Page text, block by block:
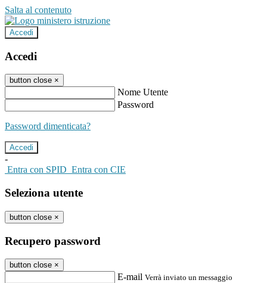
Salta al contenuto
Accedi
Accedi
button close ×
Nome Utente
Password
Password dimenticata?
-
Entra con SPID Entra con CIE
Seleziona utente
button close ×
Recupero password
button close ×
E-mail Verrà inviato un messaggio